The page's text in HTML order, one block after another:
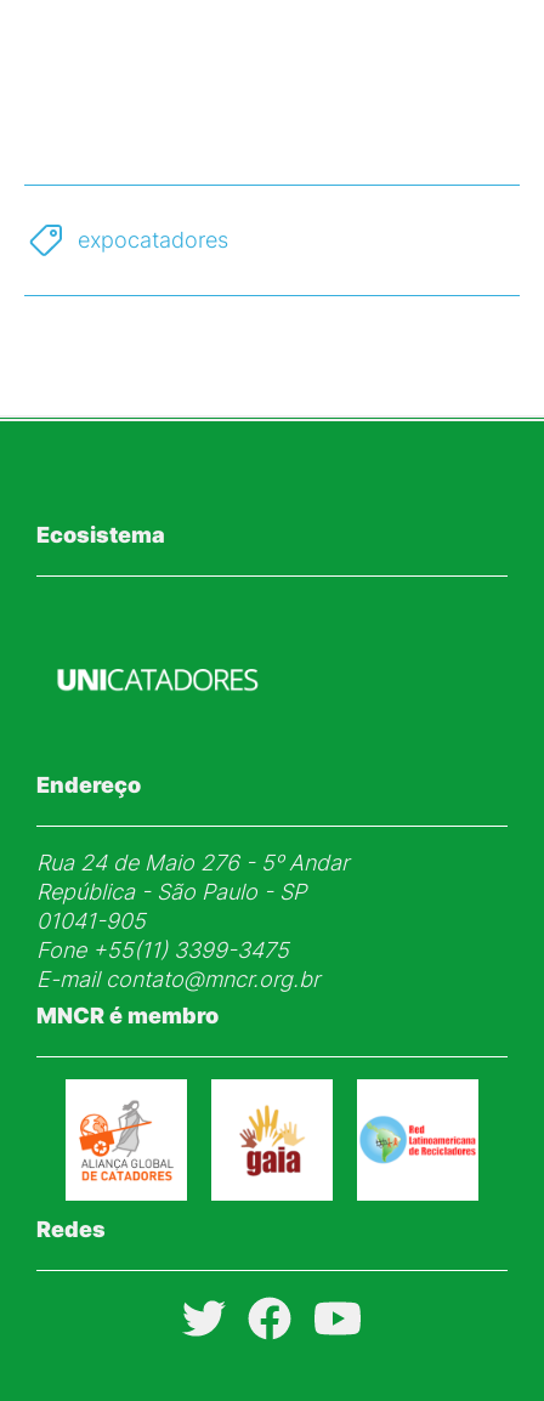
expocatadores
Ecosistema
Endereço
Rua 24 de Maio 276 - 5ᵒ Andar
República - São Paulo - SP
01041-905
Fone+55(11) 3399-3475
E-mail contato@mncr.org.br
MNCR é membro
Redes